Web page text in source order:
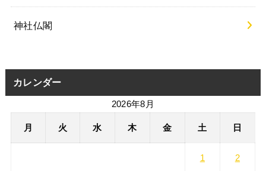
神社仏閣
カレンダー
2026年8月
月 火 水 木 金 土 日
1 2